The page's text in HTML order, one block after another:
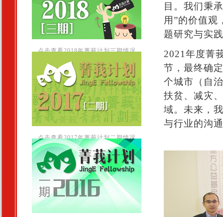
点击查看2018年菁莪计划三期情况
点击查看2017年菁莪计划二期情况
目。我们秉
用”的价值观
题研究与实
2021年度菁
节，最终确定
个城市（自
扶贫、减灾
域。未来，
与行业的沟